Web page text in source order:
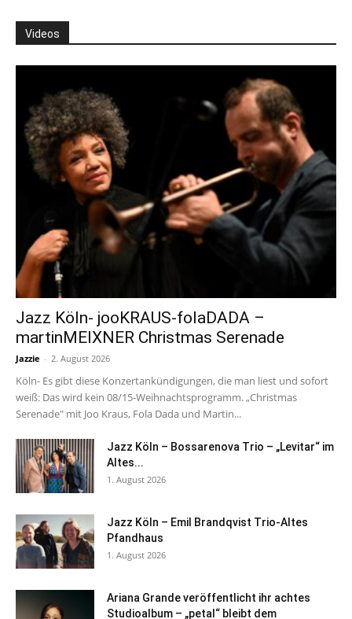
Videos
Jazz Köln- jooKRAUS-folaDADA –
martinMEIXNER Christmas Serenade
Jazzie - 2. August 2026
Köln- Es gibt diese Konzertankündigungen, die man liest und sofort
weiß: Das wird kein 08/15-Weihnachtsprogramm. „Christmas
Serenade" mit Joo Kraus, Fola Dada und Martin...
Jazz Köln – Bossarenova Trio – „Levitar“ im
Altes...
1. August 2026
Jazz Köln – Emil Brandqvist Trio-Altes
Pfandhaus
1. August 2026
Ariana Grande veröffentlicht ihr achtes
Studioalbum – „petal“ bleibt dem